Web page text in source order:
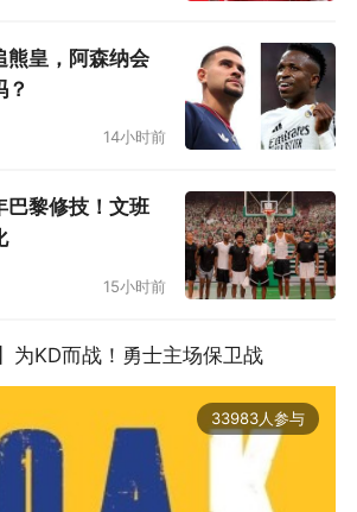
斯洛伊劲射，约根森将球扑出。
熊皇，阿森纳会
？
14小时前
巴黎修技！文班
15小时前
为KD而战！勇士主场保卫战
33983人参与